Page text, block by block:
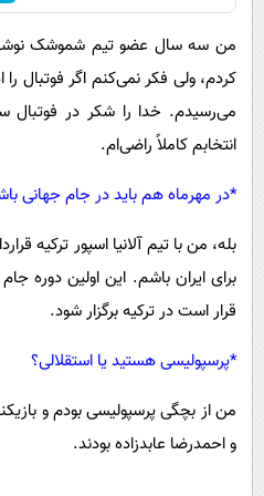
من سه سال عضو تیم شموشک
کردم، ولی فکر نمی‌کنم اگر فوتبال
می‌رسیدم. خدا را شکر در فوتبال
انتخابم کاملاً راضی‌ام.
*در مهرماه هم باید در جام جهانی
بله، من با تیم آلانیا اسپور ترکیه
برای ایران باشم. این اولین دوره
قرار است در ترکیه برگزار شود.
*پرسپولیسی هستید یا استقلالی؟
من از بچگی پرسپولیسی بودم و
و احمدرضا عابدزاده بودند.